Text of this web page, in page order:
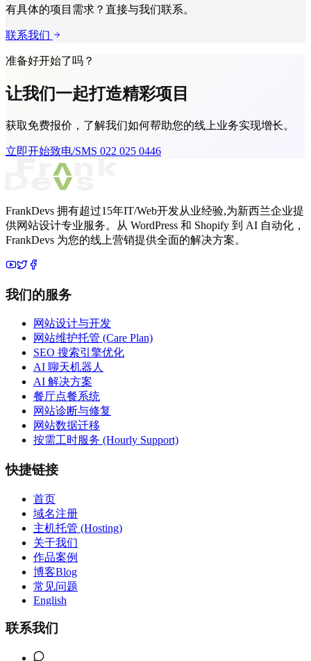
有具体的项目需求？直接与我们联系。
联系我们
准备好开始了吗？
让我们一起打造精彩项目
获取免费报价，了解我们如何帮助您的线上业务实现增长。
立即开始致电/SMS 022 025 0446
FrankDevs 拥有超过15年IT/Web开发从业经验,为新西兰企业提
供网站设计专业服务。从 WordPress 和 Shopify 到 AI 自动化，
FrankDevs 为您的线上营销提供全面的解决方案。
我们的服务
网站设计与开发
网站维护托管 (Care Plan)
SEO 搜索引擎优化
AI 聊天机器人
AI 解决方案
餐厅点餐系统
网站诊断与修复
网站数据迁移
按需工时服务 (Hourly Support)
快捷链接
首页
域名注册
主机托管 (Hosting)
关于我们
作品案例
博客Blog
常见问题
English
联系我们